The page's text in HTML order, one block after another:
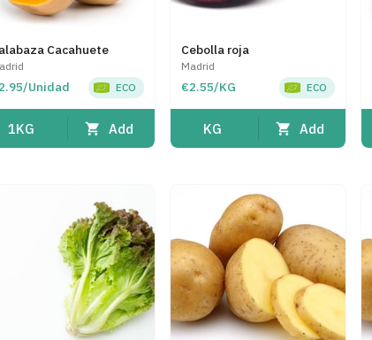
Cacahuete
Unidad ECO
1KG Add
Cebolla roja
Madrid
€2.55/KG ECO
KG Add